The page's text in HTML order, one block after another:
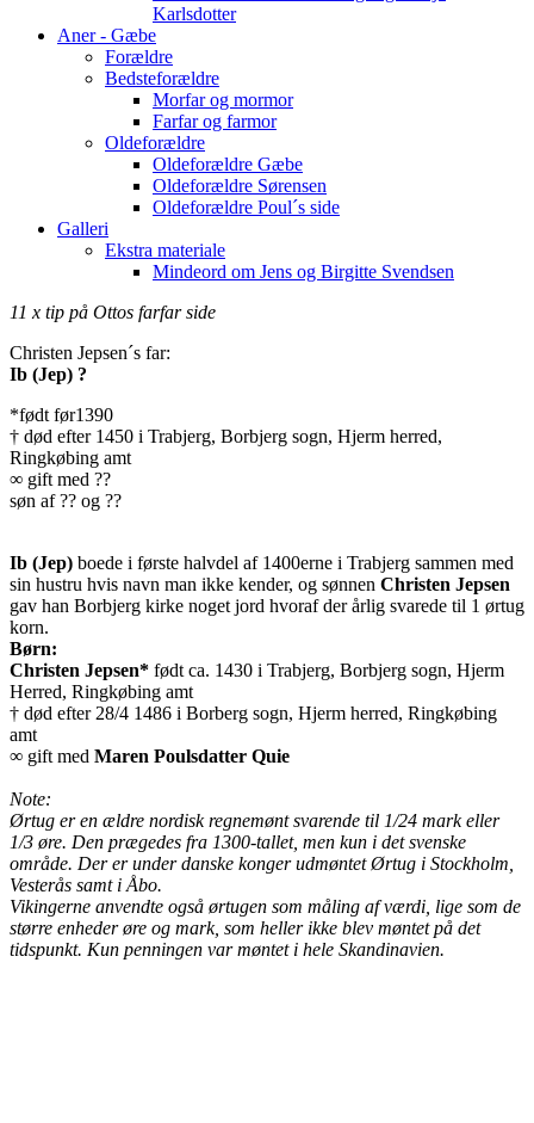
Karlsdotter
Aner - Gæbe
Forældre
Bedsteforældre
Morfar og mormor
Farfar og farmor
Oldeforældre
Oldeforældre Gæbe
Oldeforældre Sørensen
Oldeforældre Poul´s side
Galleri
Ekstra materiale
Mindeord om Jens og Birgitte Svendsen
11 x tip på Ottos farfar side
Christen Jepsen´s far:
Ib (Jep) ?
*født før1390
† død efter 1450 i Trabjerg, Borbjerg sogn, Hjerm herred,
Ringkøbing amt
∞ gift med ??
søn af ?? og ??
Ib (Jep) boede i første halvdel af 1400erne i Trabjerg sammen med
sin hustru hvis navn man ikke kender, og sønnen Christen Jepsen
gav han Borbjerg kirke noget jord hvoraf der årlig svarede til 1 ørtug
korn.
Børn:
Christen Jepsen* født ca. 1430 i Trabjerg, Borbjerg sogn, Hjerm
Herred, Ringkøbing amt
† død efter 28/4 1486 i Borberg sogn, Hjerm herred, Ringkøbing
amt
∞ gift med Maren Poulsdatter Quie
Note:
Ørtug er en ældre nordisk regnemønt svarende til 1/24 mark eller
1/3 øre. Den prægedes fra 1300-tallet, men kun i det svenske
område. Der er under danske konger udmøntet Ørtug i Stockholm,
Vesterås samt i Åbo.
Vikingerne anvendte også ørtugen som måling af værdi, lige som de
større enheder øre og mark, som heller ikke blev møntet på det
tidspunkt. Kun penningen var møntet i hele Skandinavien.